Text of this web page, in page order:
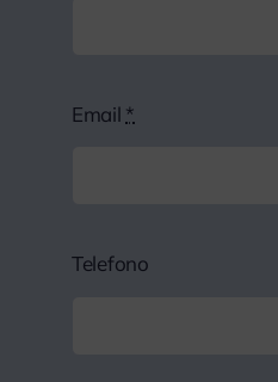
Email *
Telefono